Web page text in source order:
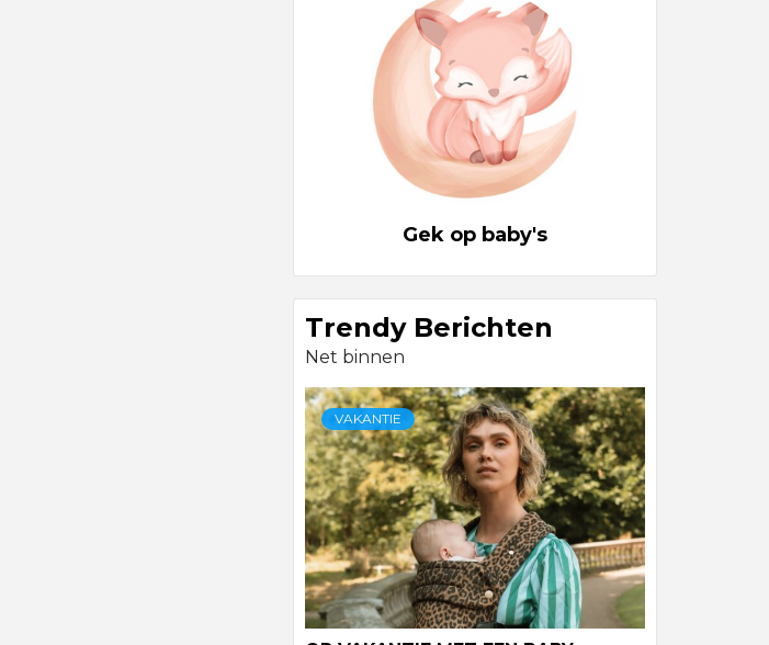
Gek op baby's
Trendy Berichten
Net binnen
VAKANTIE